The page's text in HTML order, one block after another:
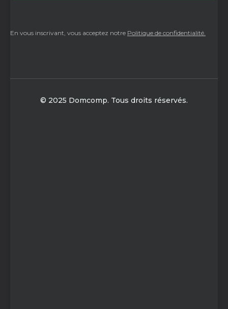
En vous inscrivant, vous acceptez notre Politique de confidentialité.
© 2025 Domcomp. Tous droits réservés.